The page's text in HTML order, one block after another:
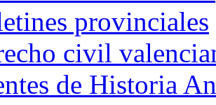
provinciales
civil
de Historia